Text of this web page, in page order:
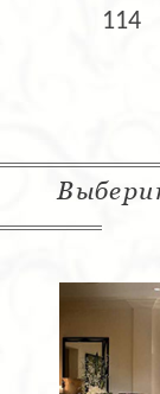
114